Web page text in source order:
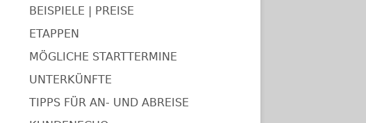
BEISPIELE | PREISE
ETAPPEN
MÖGLICHE STARTTERMINE
UNTERKÜNFTE
TIPPS FÜR AN- UND ABREISE